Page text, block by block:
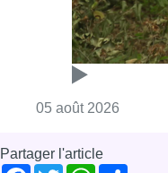
avenue huart hamoir
Perquisition
News
Schaerbeek
Offres d’emploi